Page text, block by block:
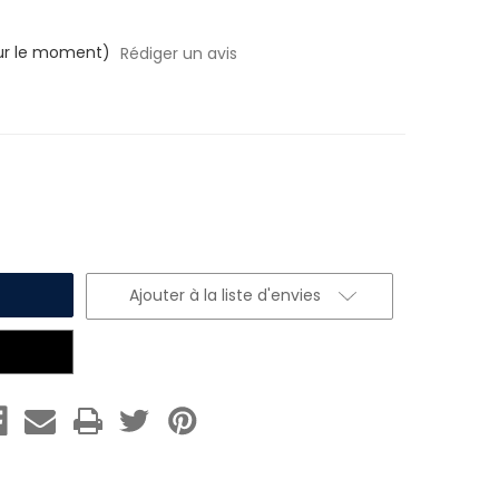
le moment) Rédiger un avis
Ajouter à la liste d'envies